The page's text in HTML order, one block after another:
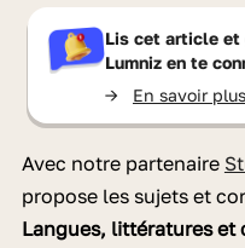
Lis cet article et
Lumniz en te
-> En savoir plus
Avec notre partenaire
propose les sujets et
Langues, littératures et